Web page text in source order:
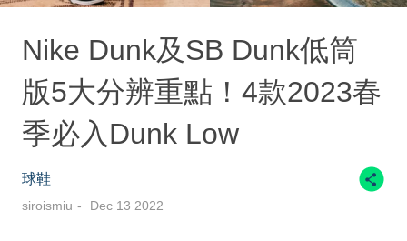
Nike Dunk及SB Dunk低筒
版5大分辨重點！4款2023春
季必入Dunk Low
球鞋
siroismiu Dec 13 2022